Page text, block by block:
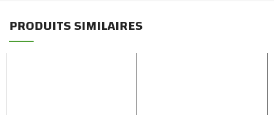
PRODUITS SIMILAIRES